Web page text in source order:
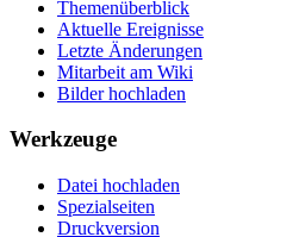
Themenüberblick
Aktuelle Ereignisse
Letzte Änderungen
Mitarbeit am Wiki
Bilder hochladen
Werkzeuge
Datei hochladen
Spezialseiten
Druckversion